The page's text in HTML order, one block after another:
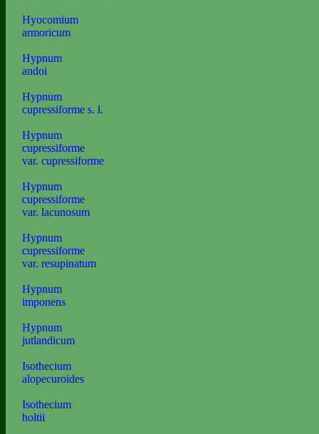
Hyocomium
armoricum
Hypnum
andoi
Hypnum
cupressiforme s. l.
Hypnum
cupressiforme
var. cupressiforme
Hypnum
cupressiforme
var. lacunosum
Hypnum
cupressiforme
var. resupinatum
Hypnum
imponens
Hypnum
jutlandicum
Isothecium
alopecuroides
Isothecium
holtii